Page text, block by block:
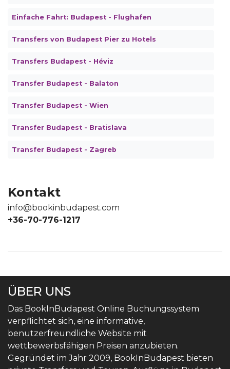
Einfache Fahrt: Budapest - Flughafen
Transfers von Budapest Pier zu Hotels
Transfers Budapest - Héviz
Transfer Budapest - Balaton
Transfer Budapest - Wien
Transfer Budapest - Bratislava
Transfer Budapest - Zagreb
Kontakt
info@bookinbudapest.com
+36-70-776-1217
ÜBER UNS
Das BookInBudapest Online Buchungssystem
verpflichtet sich, eine informative,
benutzerfreundliche Website mit
wettbewerbsfähigen Preisen anzubieten.
Gegründet im Jahr 2009, BookInBudapest bieten